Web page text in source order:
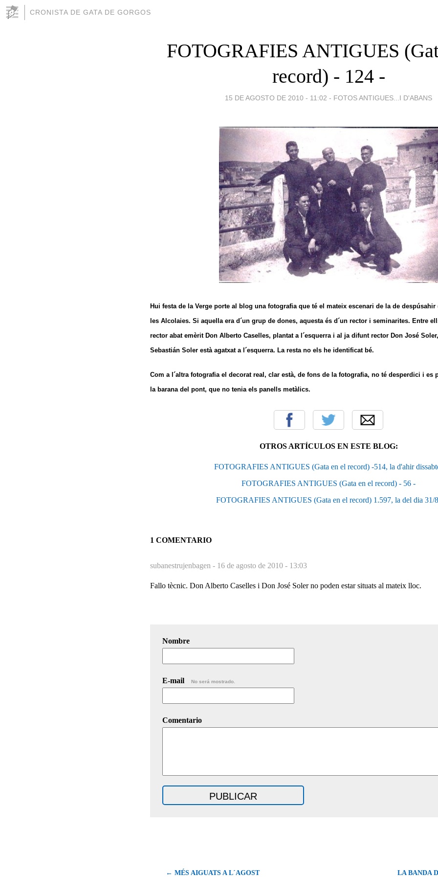
CRONISTA DE GATA DE GORGOS
FOTOGRAFIES ANTIGUES
record) - 124 -
15 DE AGOSTO DE 2010 - 11:02 - FOTOS ANTIGUES...I D'ABANS
Hui festa de la Verge porte al blog una fotografia que té el mateix escenari de la de despúsahir
les Alcolaies. Si aquella era d´un grup de dones, aquesta és d´un rector i seminarites. Entre
rector abat emèrit Don Alberto Caselles, plantat a l´esquerra i al ja difunt rector Don José
Sebastián Soler està agatxat a l´esquerra. La resta no els he identificat bé.
Com a l´altra fotografia el decorat real, clar està, de fons de la fotografia, no té desperdici i es
la barana del pont, que no tenia els panells metàlics.
OTROS ARTÍCULOS EN ESTE BLOG:
FOTOGRAFIES ANTIGUES (Gata en el record) -514, la d'ahir
FOTOGRAFIES ANTIGUES (Gata en el record) - 56 -
FOTOGRAFIES ANTIGUES (Gata en el record) 1.597, la del dia 31/
1 COMENTARIO
subanestrujenbagen - 16 de agosto de 2010 - 13:03
Fallo tècnic. Don Alberto Caselles i Don José Soler no poden estar situats al mateix lloc.
Nombre
E-mail No será mostrado.
Comentario
← MÉS AIGUATS A L´AGOST LA BANDA